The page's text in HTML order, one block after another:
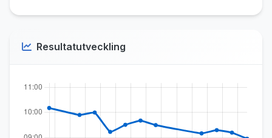
Resultatutveckling